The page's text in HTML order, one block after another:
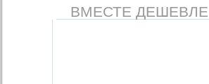
ВМЕСТЕ ДЕШЕВЛЕ